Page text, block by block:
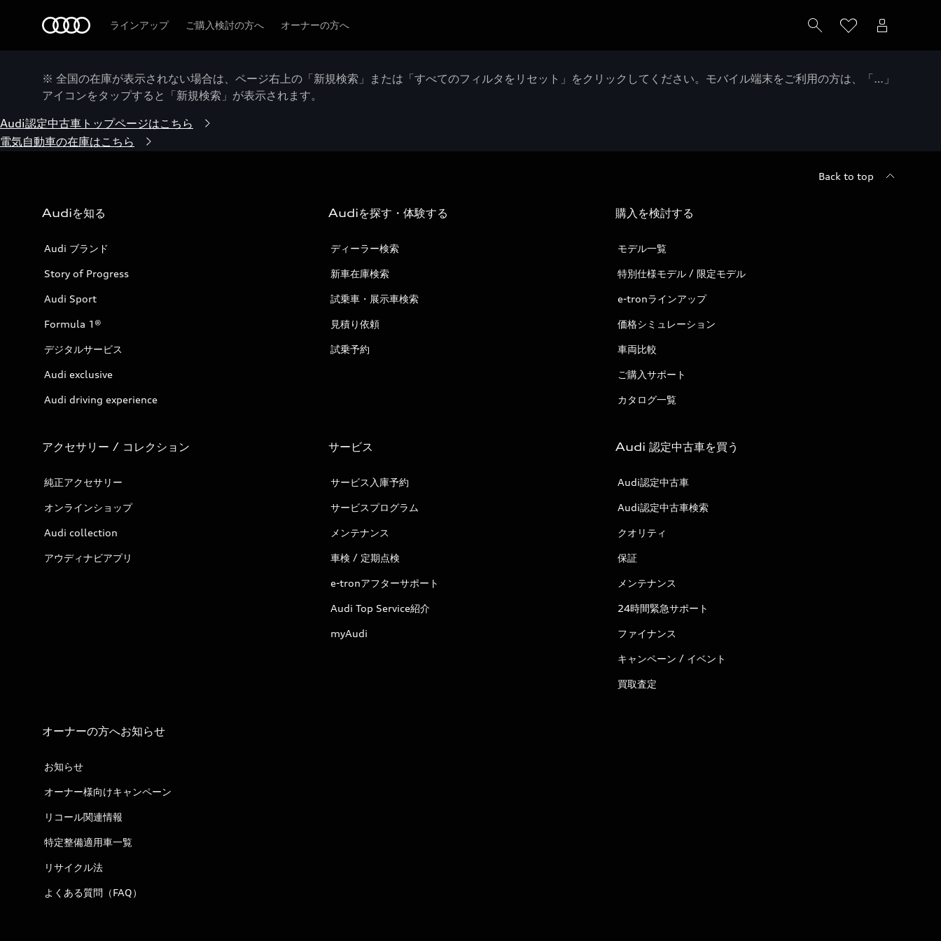
ラインアップ ご購入検討の方へ オーナーの方へ
※ 全国の在庫が表示されない場合は、ページ右上の「新規検索」または「すべてのフィルタをリセット」をクリックしてください。モバイル端末をご利用の方は、「…」
アイコンをタップすると「新規検索」が表示されます。
Audi認定中古車トップページはこちら
電気自動車の在庫はこちら
Back to top
Audiを知る
Audi ブランド
Story of Progress
Audi Sport
Formula 1®
デジタルサービス
Audi exclusive
Audi driving experience
Audiを探す・体験する
ディーラー検索
新車在庫検索
試乗車・展示車検索
見積り依頼
試乗予約
購入を検討する
モデル一覧
特別仕様モデル / 限定モデル
e-tronラインアップ
価格シミュレーション
車両比較
ご購入サポート
カタログ一覧
アクセサリー / コレクション
純正アクセサリー
オンラインショップ
Audi collection
アウディナビアプリ
サービス
サービス入庫予約
サービスプログラム
メンテナンス
車検 / 定期点検
e-tronアフターサポート
Audi Top Service紹介
myAudi
Audi 認定中古車を買う
Audi認定中古車
Audi認定中古車検索
クオリティ
保証
メンテナンス
24時間緊急サポート
ファイナンス
キャンペーン / イベント
買取査定
オーナーの方へお知らせ
お知らせ
オーナー様向けキャンペーン
リコール関連情報
特定整備適用車一覧
リサイクル法
よくある質問（FAQ）